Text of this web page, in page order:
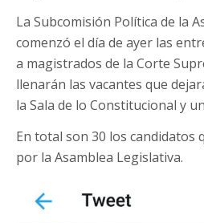
La Subcomisión Política de la
comenzó el día de ayer las
a magistrados de la Corte
llenarán las vacantes que
la Sala de lo Constitucional y
En total son 30 los candidatos
por la Asamblea Legislativa.